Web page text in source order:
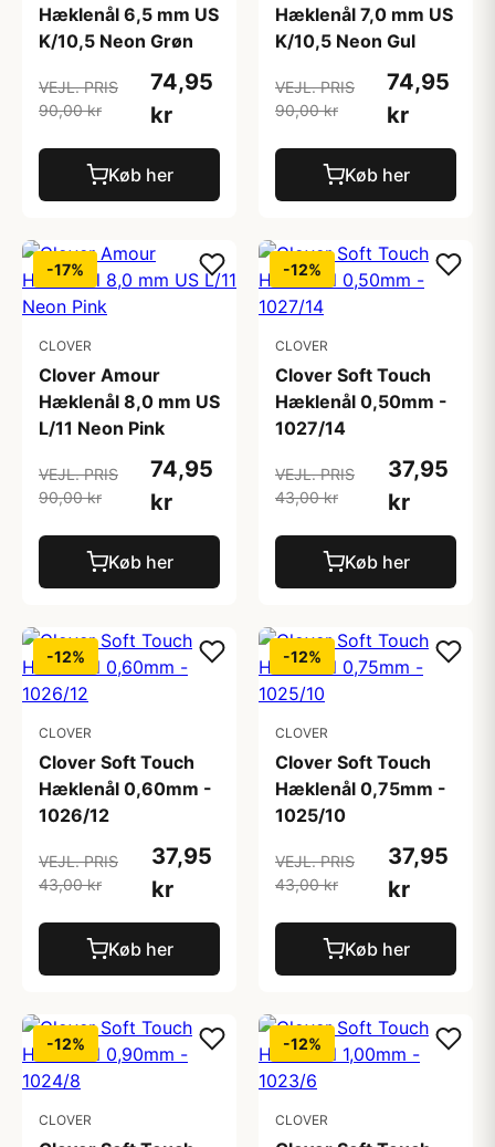
Hæklenål 6,5 mm US
K/10,5 Neon Grøn
VEJL. PRIS
90,00 kr
74,95
kr
Køb her
Hæklenål 7,0 mm US
K/10,5 Neon Gul
VEJL. PRIS
90,00 kr
74,95
kr
Køb her
-17%
CLOVER
Clover Amour
Hæklenål 8,0 mm US
L/11 Neon Pink
VEJL. PRIS
90,00 kr
74,95
kr
Køb her
-12%
CLOVER
Clover Soft Touch
Hæklenål 0,50mm -
1027/14
VEJL. PRIS
43,00 kr
37,95
kr
Køb her
-12%
CLOVER
Clover Soft Touch
Hæklenål 0,60mm -
1026/12
VEJL. PRIS
43,00 kr
37,95
kr
Køb her
-12%
CLOVER
Clover Soft Touch
Hæklenål 0,75mm -
1025/10
VEJL. PRIS
43,00 kr
37,95
kr
Køb her
-12%
CLOVER
-12%
CLOVER